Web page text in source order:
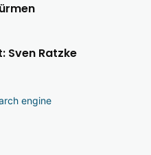
Sven Ratzke